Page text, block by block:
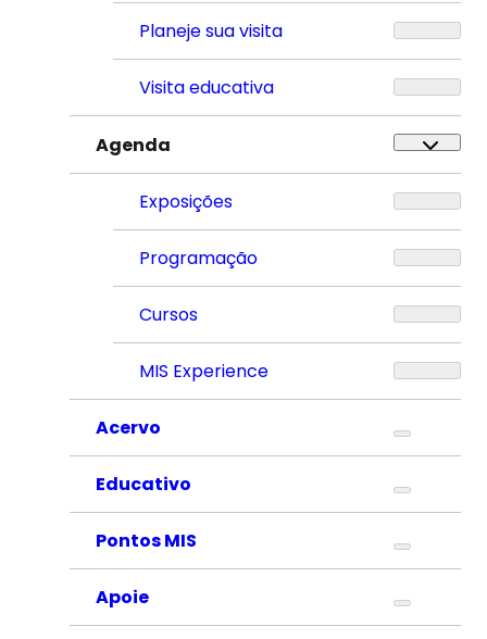
Planeje sua visita
Visita educativa
Agenda
Exposições
Programação
Cursos
MIS Experience
Acervo
Educativo
Pontos MIS
Apoie